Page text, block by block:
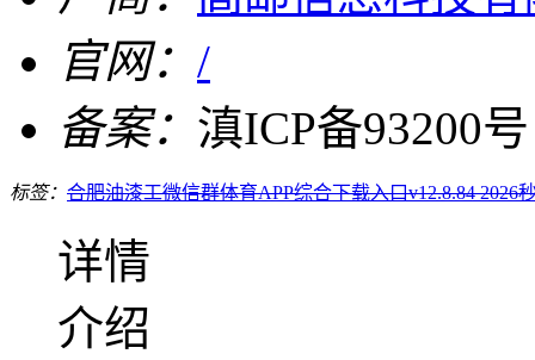
官网： /
备案： 滇ICP备93200号
标签： 合肥油漆工微信群体育APP综合下载入口v12.8.84 2026
详情
介绍